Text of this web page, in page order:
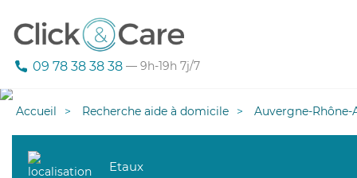
09 78 38 38 38 — 9h-19h 7j/7
Accueil Recherche aide à domicile Auvergne-Rhône-